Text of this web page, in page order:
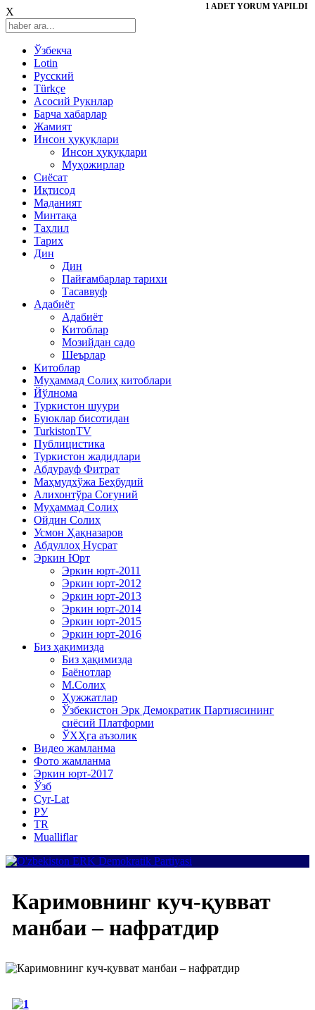
X
Ўзбекча
Lotin
Русский
Türkçe
Асосий Рукнлар
Барча хабарлар
Жамият
Инсон ҳуқуқлари
Инсон ҳуқуқлари
Муҳожирлар
Сиёсат
Иқтисод
Mаданият
Минтақа
Таҳлил
Тарих
Дин
Дин
Пайғамбарлар тарихи
Тасаввуф
Адабиёт
Адабиёт
Китоблар
Мозийдан садо
Шеърлар
Китоблар
Муҳаммад Солиҳ китоблари
Йўлнома
Туркистон шуури
Буюклар бисотидан
TurkistonTV
Публицистика
Туркистон жадидлари
Абдурауф Фитрат
Маҳмудхўжа Беҳбудий
Алихонтўра Соғуний
Муҳаммад Солиҳ
Ойдин Солиҳ
Усмон Ҳақназаров
Абдуллоҳ Нусрат
Эркин Юрт
Эркин юрт-2011
Эркин юрт-2012
Эркин юрт-2013
Эркин юрт-2014
Эркин юрт-2015
Эркин юрт-2016
Биз ҳақимизда
Биз ҳақимизда
Баёнотлар
М.Солиҳ
Ҳужжатлар
Ўзбекистон Эрк Демократик Партиясининг
сиёсий Платформи
ЎХҲга аъзолик
Видео жамланма
Фото жамланма
Эркин юрт-2017
Ўзб
Cyr-Lat
РУ
TR
Mualliflar
Каримовнинг куч-қувват
манбаи – нафратдир
1 ADET YORUM YAPILDI